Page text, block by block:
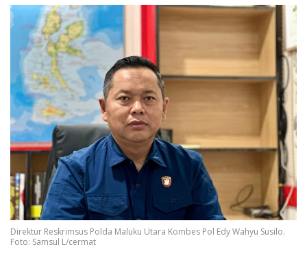
Direktur Reskrimsus Polda Maluku Utara Kombes Pol Edy Wahyu Susilo.
Foto: Samsul L/cermat